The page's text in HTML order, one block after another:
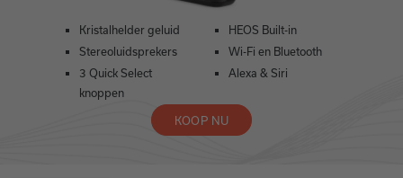
Kristalhelder geluid
Stereoluidsprekers
3 Quick Select
knoppen
HEOS Built-in
Wi-Fi en Bluetooth
Alexa & Siri
KOOP NU